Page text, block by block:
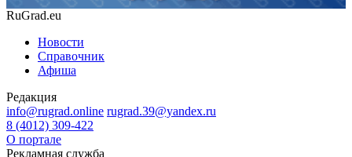
RuGrad.eu
Новости
Справочник
Афиша
Редакция
info@rugrad.online rugrad.39@yandex.ru
8 (4012) 309-422
О портале
Рекламная служба